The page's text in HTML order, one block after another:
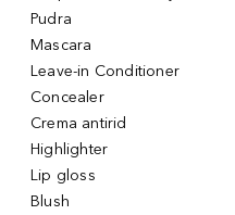
Pudra
Mascara
Leave-in Conditioner
Concealer
Crema antirid
Highlighter
Lip gloss
Blush